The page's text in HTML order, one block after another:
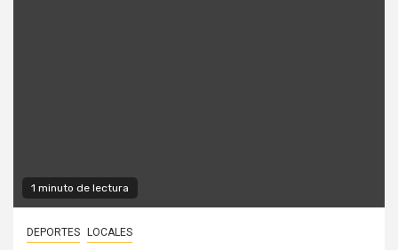
1 minuto de lectura
DEPORTES LOCALES